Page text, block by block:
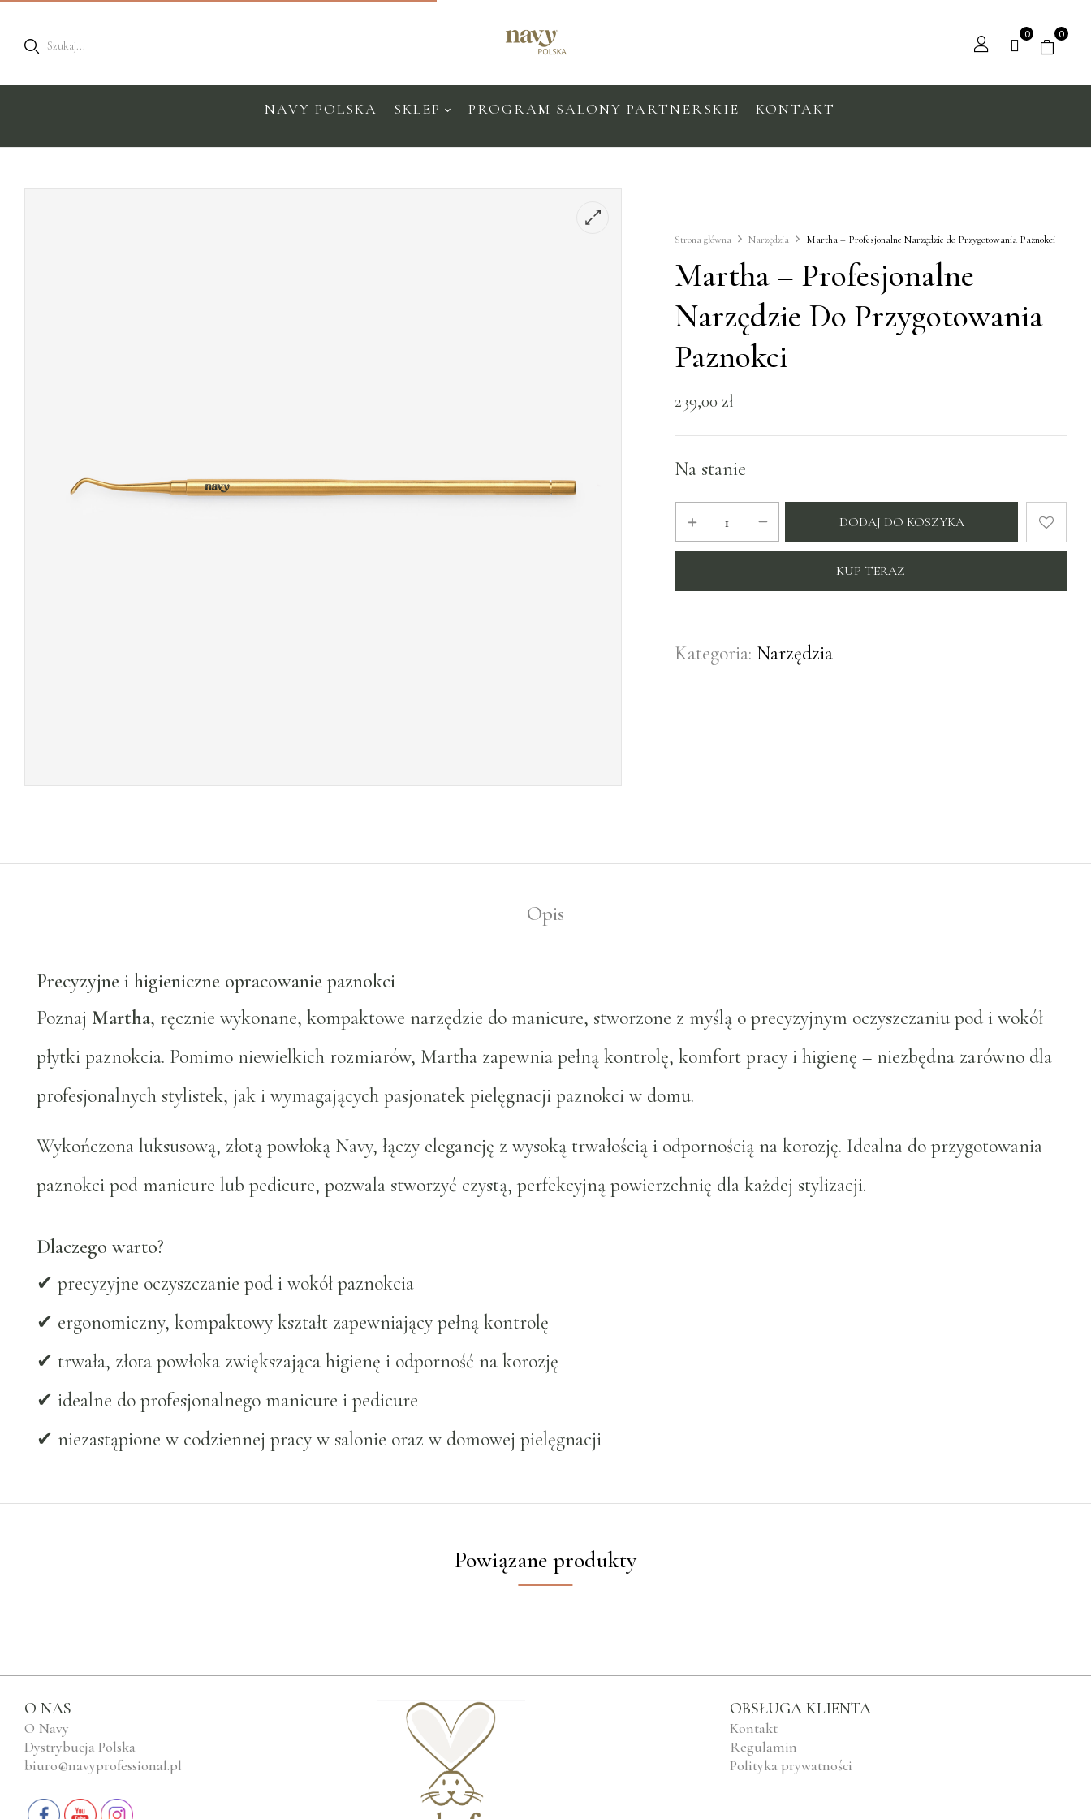
Szukaj...
0 0
NAVY POLSKA SKLEP PROGRAM SALONY PARTNERSKIE KONTAKT
Strona główna Narzędzia Martha – Profesjonalne Narzędzie do Przygotowania Paznokci
Martha – Profesjonalne
Narzędzie Do Przygotowania
Paznokci
239,00 zł
Na stanie
DODAJ DO KOSZYKA
KUP TERAZ
Kategoria: Narzędzia
Opis
Precyzyjne i higieniczne opracowanie paznokci
Poznaj Martha, ręcznie wykonane, kompaktowe narzędzie do manicure, stworzone z myślą o precyzyjnym oczyszczaniu pod i wokół
płytki paznokcia. Pomimo niewielkich rozmiarów, Martha zapewnia pełną kontrolę, komfort pracy i higienę – niezbędna zarówno dla
profesjonalnych stylistek, jak i wymagających pasjonatek pielęgnacji paznokci w domu.
Wykończona luksusową, złotą powłoką Navy, łączy elegancję z wysoką trwałością i odpornością na korozję. Idealna do przygotowania
paznokci pod manicure lub pedicure, pozwala stworzyć czystą, perfekcyjną powierzchnię dla każdej stylizacji.
Dlaczego warto?
✔ precyzyjne oczyszczanie pod i wokół paznokcia
✔ ergonomiczny, kompaktowy kształt zapewniający pełną kontrolę
✔ trwała, złota powłoka zwiększająca higienę i odporność na korozję
✔ idealne do profesjonalnego manicure i pedicure
✔ niezastąpione w codziennej pracy w salonie oraz w domowej pielęgnacji
Powiązane produkty
O NAS
O Navy
Dystrybucja Polska
biuro@navyprofessional.pl
OBSŁUGA KLIENTA
Kontakt
Regulamin
Polityka prywatności